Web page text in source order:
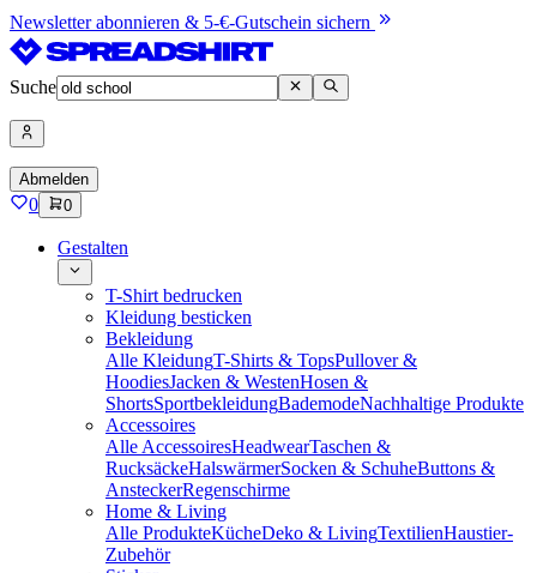
Newsletter abonnieren & 5-€-Gutschein sichern
Suche
Abmelden
0 0
Gestalten
T-Shirt bedrucken
Kleidung besticken
Bekleidung
Alle KleidungT-Shirts & TopsPullover &
HoodiesJacken & WestenHosen &
ShortsSportbekleidungBademodeNachhaltige Produkte
Accessoires
Alle AccessoiresHeadwearTaschen &
RucksäckeHalswärmerSocken & SchuheButtons &
AnsteckerRegenschirme
Home & Living
Alle ProdukteKücheDeko & LivingTextilienHaustier-
Zubehör